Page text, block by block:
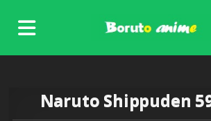
content
Naruto Shippuden